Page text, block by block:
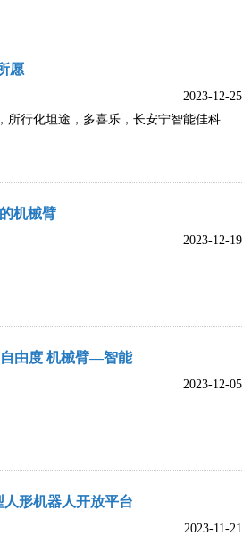
愿
2023-12-25
所行化坦途，多喜乐，长安宁智能佳科
机械臂
2023-12-19
由度 机械臂—智能
2023-12-05
形机器人开放平台
2023-11-21